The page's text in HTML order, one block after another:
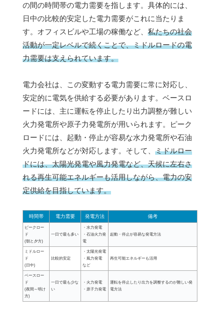
の間の時間帯の電力需要を指します。具体的には、
日中の比較的安定した電力需要がこれに当たりま
す。オフィスビルや工場の稼働など、 私たちの社会
活動が一定レベルで続くことで、ミドルロードの電
力需要は支えられています。
電力会社は、この変動する電力需要に常に対応し、
安定的に電気を供給する必要があります。ベースロ
ードには、主に運転を停止したり出力調整が難しい
火力発電所や原子力発電所が用いられます。ピーク
ロードには、起動・停止が容易な水力発電所や石油
火力発電所などが対応します。そして、 ミドルロー
ドには、太陽光発電や風力発電など、天候に左右さ
れる再生可能エネルギーも活用しながら、電力の安
定供給を目指しています。
時間帯 電力需要 発電方法 備考
ピークロー
ド
(朝と夕方)
一日で最も多い
・水力発電
・石油火力発
電
起動・停止が容易な発電方法
ミドルロー
ド
(日中)
比較的安定
・太陽光発電
・風力発電
など
再生可能エネルギーも活用
ベースロー
ド
(夜間～明け
方)
一日で最も少な
い
・火力発電
・原子力発電
運転を停止したり出力を調整するのが難しい発
電方法